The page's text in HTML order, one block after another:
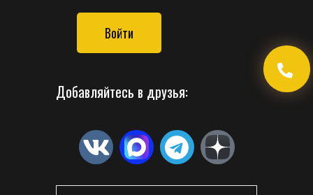
Войти
Добавляйтесь в друзья: